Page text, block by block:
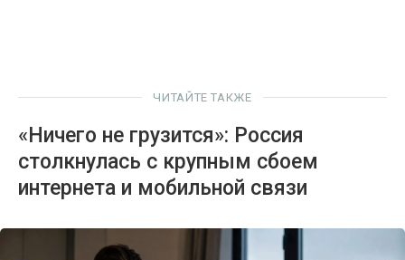
ЧИТАЙТЕ ТАКЖЕ
«Ничего не грузится»: Россия
столкнулась с крупным сбоем
интернета и мобильной связи